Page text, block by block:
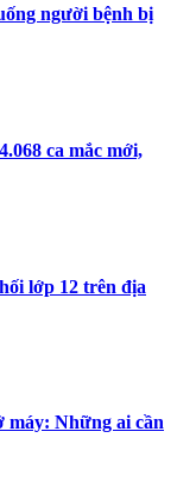
người bệnh bị
ca mắc mới,
lớp 12 trên địa
máy: Những ai cần